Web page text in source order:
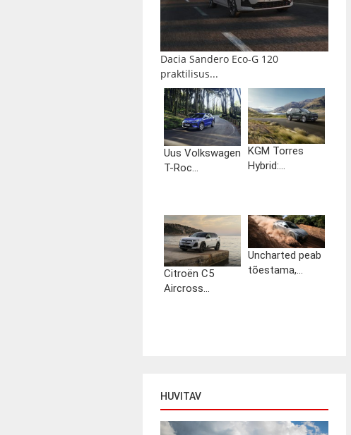
Dacia Sandero Eco-G 120
praktilisus...
Uus Volkswagen
T-Roc...
KGM Torres
Hybrid:...
Citroën C5
Aircross...
Uncharted peab
tõestama,...
HUVITAV